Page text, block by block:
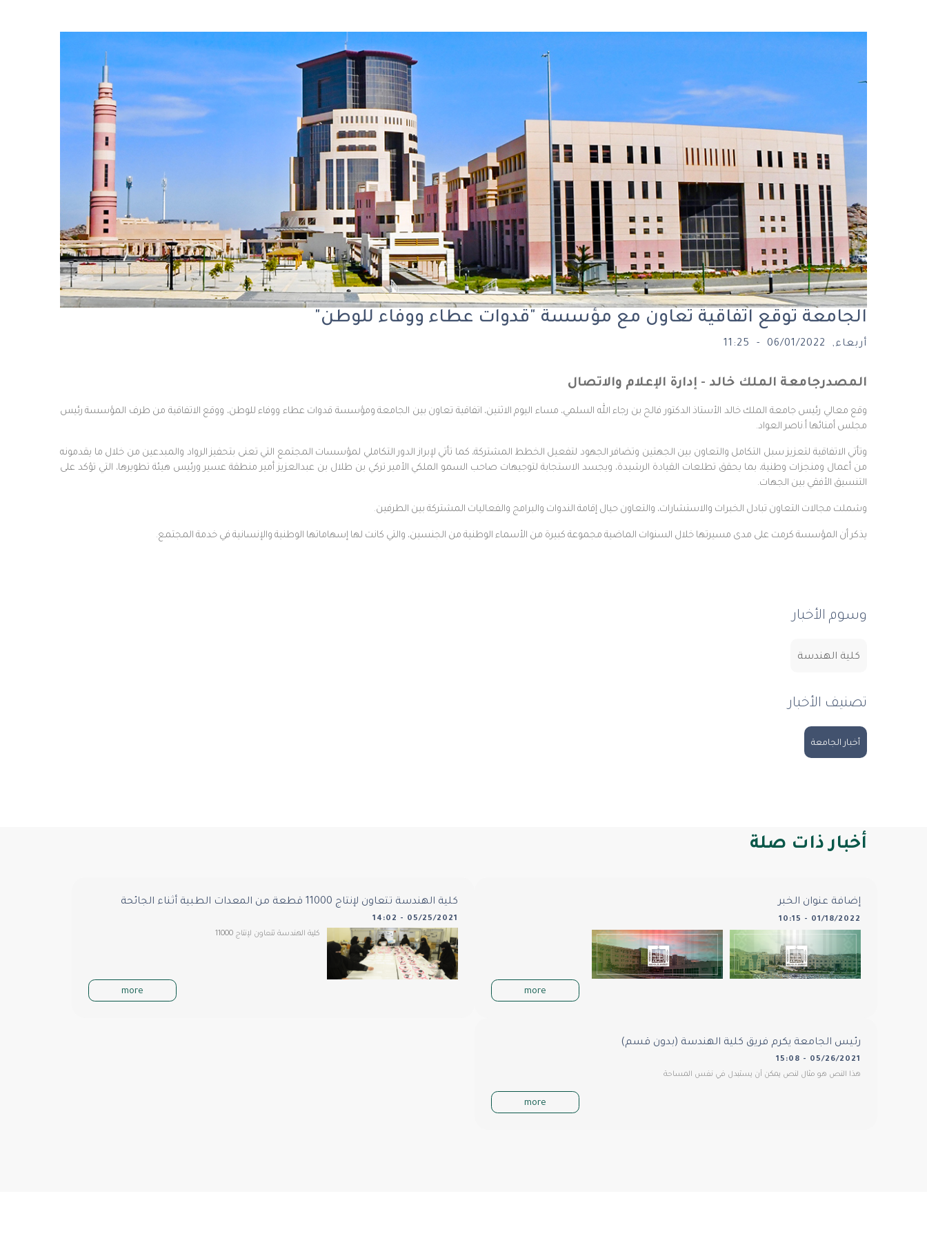
الجامعة توقع اتفاقية تعاون مع مؤسسة "قدوات عطاء ووفاء للوطن"
أربعاء, 06/01/2022 - 11:25
المصدرجامعة الملك خالد - إدارة الإعلام والاتصال
وقع معالي رئيس جامعة الملك خالد الأستاذ الدكتور فالح بن رجاء الله السلمي، مساء اليوم الاثنين، اتفاقية تعاون بين الجامعة ومؤسسة قدوات عطاء ووفاء للوطن، ووقع الاتفاقية من طرف المؤسسة رئيس
مجلس أمنائها أ.ناصر العواد.
وتأتي الاتفاقية لتعزيز سبل التكامل والتعاون بين الجهتين وتضافر الجهود لتفعيل الخطط المشتركة، كما تأتي لإبراز الدور التكاملي لمؤسسات المجتمع التي تعنى بتحفيز الرواد والمبدعين من خلال ما يقدمونه
من أعمال ومنجزات وطنية، بما يحقق تطلعات القيادة الرشيدة، ويجسد الاستجابة لتوجيهات صاحب السمو الملكي الأمير تركي بن طلال بن عبدالعزيز أمير منطقة عسير ورئيس هيئة تطويرها، التي تؤكد على
التنسيق الأفقي بين الجهات.
وشملت مجالات التعاون تبادل الخبرات والاستشارات، والتعاون حيال إقامة الندوات والبرامج والفعاليات المشتركة بين الطرفين.
يذكر أن المؤسسة كرمت على مدى مسيرتها خلال السنوات الماضية مجموعة كبيرة من الأسماء الوطنية من الجنسين، والتي كانت لها إسهاماتها الوطنية والإنسانية في خدمة المجتمع.
وسوم الأخبار
كلية الهندسة
تصنيف الأخبار
أخبار الجامعة
أخبار ذات صلة
إضافة عنوان الخبر
01/18/2022 - 10:15
more
كلية الهندسة تتعاون لإنتاج 11000 قطعة من المعدات الطبية أثناء الجائحة
05/25/2021 - 14:02
كلية الهندسة تتعاون لإنتاج 11000
more
رئيس الجامعة يكرم فريق كلية الهندسة (بدون قسم)
05/26/2021 - 15:08
هذا النص هو مثال لنص يمكن أن يستبدل في نفس المساحة
more